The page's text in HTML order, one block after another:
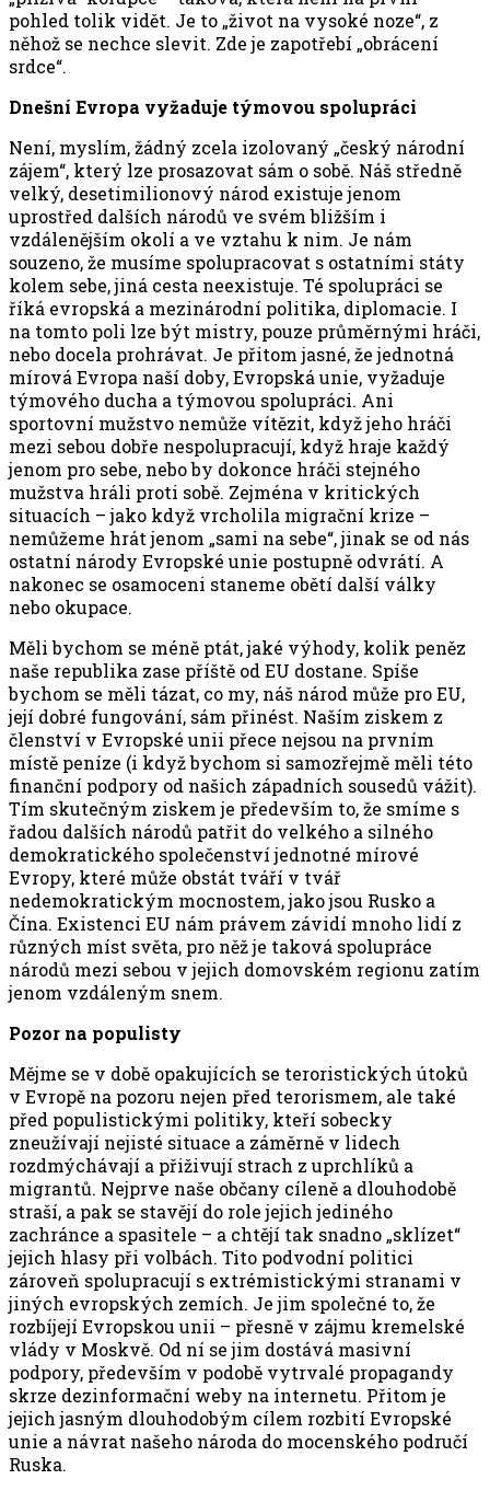
pohled tolik vidět. Je to „život na vysoké noze“, z
něhož se nechce slevit. Zde je zapotřebí „obrácení
srdce“.
Dnešní Evropa vyžaduje týmovou spolupráci
Není, myslím, žádný zcela izolovaný „český národní
zájem“, který lze prosazovat sám o sobě. Náš středně
velký, desetimilionový národ existuje jenom
uprostřed dalších národů ve svém bližším i
vzdálenějším okolí a ve vztahu k nim. Je nám
souzeno, že musíme spolupracovat s ostatními státy
kolem sebe, jiná cesta neexistuje. Té spolupráci se
říká evropská a mezinárodní politika, diplomacie. I
na tomto poli lze být mistry, pouze průměrnými hráči,
nebo docela prohrávat. Je přitom jasné, že jednotná
mírová Evropa naší doby, Evropská unie, vyžaduje
týmového ducha a týmovou spolupráci. Ani
sportovní mužstvo nemůže vítězit, když jeho hráči
mezi sebou dobře nespolupracují, když hraje každý
jenom pro sebe, nebo by dokonce hráči stejného
mužstva hráli proti sobě. Zejména v kritických
situacích – jako když vrcholila migrační krize –
nemůžeme hrát jenom „sami na sebe“, jinak se od nás
ostatní národy Evropské unie postupně odvrátí. A
nakonec se osamoceni staneme obětí další války
nebo okupace.
Měli bychom se méně ptát, jaké výhody, kolik peněz
naše republika zase příště od EU dostane. Spíše
bychom se měli tázat, co my, náš národ může pro EU,
její dobré fungování, sám přinést. Naším ziskem z
členství v Evropské unii přece nejsou na prvním
místě peníze (i když bychom si samozřejmě měli této
finanční podpory od našich západních sousedů vážit).
Tím skutečným ziskem je především to, že smíme s
řadou dalších národů patřit do velkého a silného
demokratického společenství jednotné mírové
Evropy, které může obstát tváří v tvář
nedemokratickým mocnostem, jako jsou Rusko a
Čína. Existenci EU nám právem závidí mnoho lidí z
různých míst světa, pro něž je taková spolupráce
národů mezi sebou v jejich domovském regionu zatím
jenom vzdáleným snem.
Pozor na populisty
Mějme se v době opakujících se teroristických útoků
v Evropě na pozoru nejen před terorismem, ale také
před populistickými politiky, kteří sobecky
zneužívají nejisté situace a záměrně v lidech
rozdmýchávají a přiživují strach z uprchlíků a
migrantů. Nejprve naše občany cíleně a dlouhodobě
straší, a pak se stavějí do role jejich jediného
zachránce a spasitele – a chtějí tak snadno „sklízet“
jejich hlasy při volbách. Tito podvodní politici
zároveň spolupracují s extrémistickými stranami v
jiných evropských zemích. Je jim společné to, že
rozbíjejí Evropskou unii – přesně v zájmu kremelské
vlády v Moskvě. Od ní se jim dostává masivní
podpory, především v podobě vytrvalé propagandy
skrze dezinformační weby na internetu. Přitom je
jejich jasným dlouhodobým cílem rozbití Evropské
unie a návrat našeho národa do mocenského područí
Ruska.